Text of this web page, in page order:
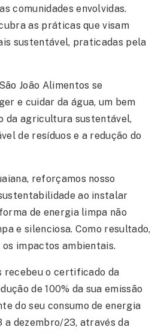
comunidades envolvidas.
as práticas que visam
sustentável, praticadas pela
João Alimentos se
e cuidar da água, um bem
da agricultura sustentável,
de resíduos e a redução do
reforçamos nosso
ao instalar
de energia limpa não
e silenciosa. Como resultado,
impactos ambientais.
recebeu o certificado da
de 100% da sua emissão
do seu consumo de energia
dezembro/23, através da